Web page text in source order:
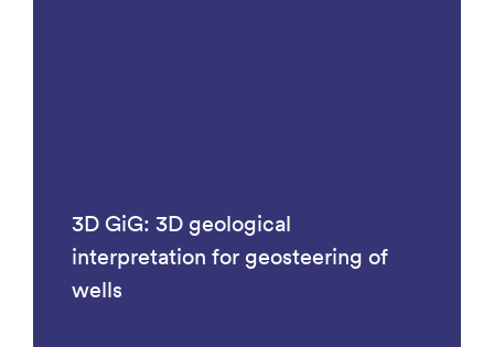
3D GiG: 3D geological
interpretation for geosteering of
wells